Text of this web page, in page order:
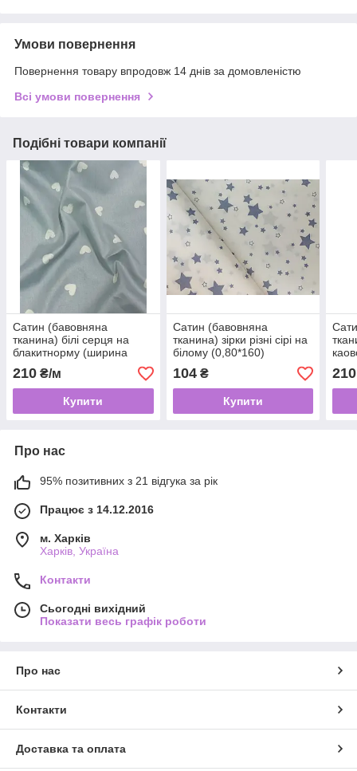
Умови повернення
Повернення товару впродовж 14 днів за домовленістю
Всі умови повернення
Подібні товари компанії
Сатин (бавовняна
тканина) білі серця на
блакитнорму (ширина
160см, 120г/м2)
210 ₴/м
Купити
Сатин (бавовняна
тканина) зірки різні сірі на
білому (0,80*160)
104₴
Купити
120
210
Про нас
95% позитивних з 21 відгука за рік
Працює з 14.12.2016
м. Харків
Харків, Україна
Контакти
Сьогодні вихідний
Показати весь графік роботи
Про нас
Контакти
Доставка та оплата